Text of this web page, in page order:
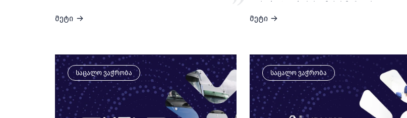
მეტი
Endpoint Security სისტემების მართვას.
ერთიანი და პროაქტიული მიდგომა GWM Georgia-ს
მეტი
საცალო ვაჭრობა საცალო ვაჭრობა